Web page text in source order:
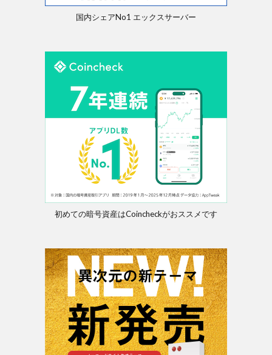
国内シェアNo1 エックスサーバー
初めての暗号資産はCoincheckがおススメです